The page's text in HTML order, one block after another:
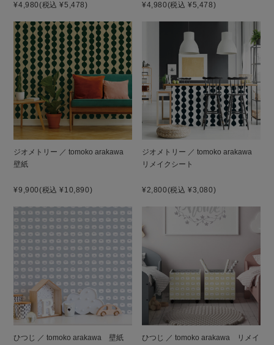
¥4,980(税込 ¥5,478) ¥4,980(税込 ¥5,478)
ジオメトリー ／ tomoko arakawa
壁紙
¥9,900(税込 ¥10,890)
ジオメトリー ／ tomoko arakawa
リメイクシート
¥2,800(税込 ¥3,080)
ひつじ ／ tomoko arakawa 壁紙
ひつじ ／ tomoko arakawa リメイ